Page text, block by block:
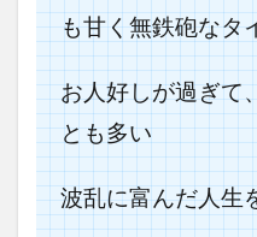
も甘く無鉄砲なタ
お人好しが過ぎて
とも多い
波乱に富んだ人生